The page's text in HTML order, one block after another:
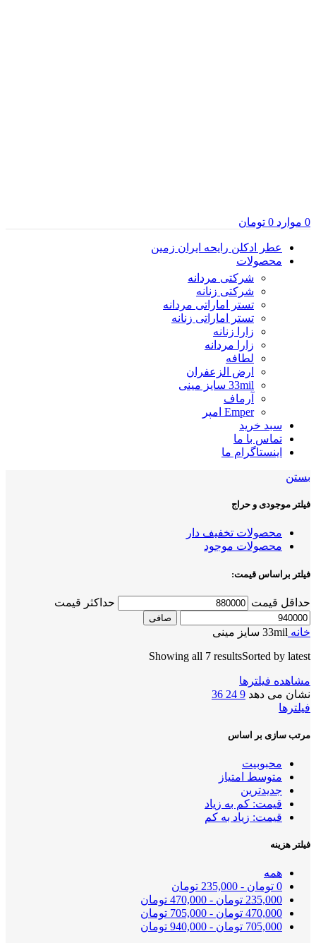
0 موارد 0 تومان
عطر ادکلن رایحه ایران زمین
محصولات
شرکتی مردانه
شرکتی زنانه
تستر اماراتی مردانه
تستر اماراتی زنانه
زارا زنانه
زارا مردانه
لطافه
ارض الزعفران
33mil سایز مینی
آرماف
Emper امپر
سبد خرید
تماس با ما
اینستاگرام ما
بستن
فیلتر موجودی و حراج
محصولات تخفیف دار
محصولات موجود
فیلتر براساس قیمت:
حداقل قیمت حداكثر قيمت
صافی
خانه 33mil سایز مینی
Showing all 7 resultsSorted by latest
مشاهده فیلترها
نشان می دهد 9
24
36
فیلترها
مرتب سازی بر اساس
محبوبیت
متوسط امتیاز
جدیدترین
قیمت: کم به زیاد
قیمت: زیاد به کم
فیلتر هزینه
همه
0 تومان -
235,000 تومان
235,000 تومان -
470,000 تومان
470,000 تومان -
705,000 تومان
705,000 تومان -
940,000 تومان